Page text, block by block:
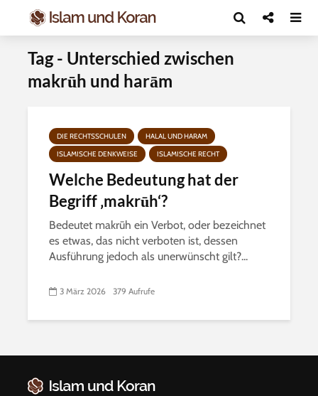
Tag - Unterschied zwischen
makrūh und harām
DIE RECHTSSCHULEN
HALAL UND HARAM
ISLAMISCHE DENKWEISE
ISLAMISCHE RECHT
Welche Bedeutung hat der
Begriff ‚makrūh‘?
Bedeutet makrūh ein Verbot, oder bezeichnet
es etwas, das nicht verboten ist, dessen
Ausführung jedoch als unerwünscht gilt?...
3 März 2026 379 Aufrufe